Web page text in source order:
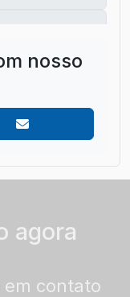
nosso
agora
contato